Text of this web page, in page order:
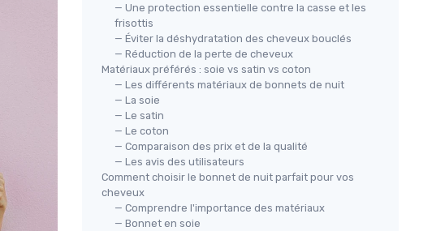
— Une protection essentielle contre la casse et les
frisottis
— Éviter la déshydratation des cheveux bouclés
— Réduction de la perte de cheveux
Matériaux préférés : soie vs satin vs coton
— Les différents matériaux de bonnets de nuit
— La soie
— Le satin
— Le coton
— Comparaison des prix et de la qualité
— Les avis des utilisateurs
Comment choisir le bonnet de nuit parfait pour vos
cheveux
— Comprendre l'importance des matériaux
— Bonnet en soie